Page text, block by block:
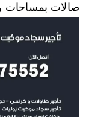
صالات بمساحات